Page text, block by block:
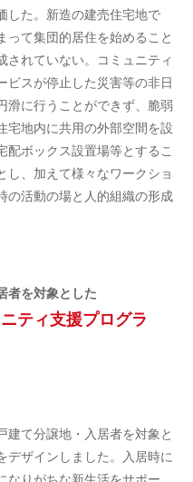
した。新造の建売住宅地で
って集団的居住を始めること
されていない。コミュニティ
ビスが停止した災害等の非日
滑に行うことができず、脆弱
宅地内に共用の外部空間を設
配ボックス設置場等とするこ
し、加えて様々なワークショ
の活動の場と人的組織の形成
者を対象とした
ティ支援プログラ
て分譲地・入居者を対象と
デザインしました。入居時に